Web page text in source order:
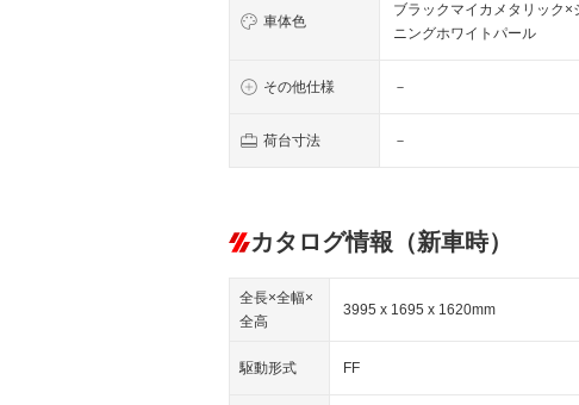
車体色
ブラックマイカメタリック×
ニングホワイトパール
その他仕様 －
荷台寸法 －
カタログ情報（新車時）
全長×全幅×
全高
3995 x 1695 x 1620mm
駆動形式 FF